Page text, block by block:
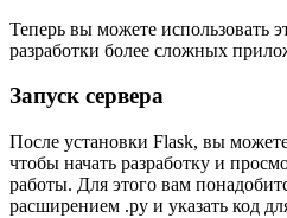
Теперь вы можете использовать
разработки более сложных
Запуск сервера
После установки Flask, вы
чтобы начать разработку и
работы. Для этого вам
расширением .py и указать код